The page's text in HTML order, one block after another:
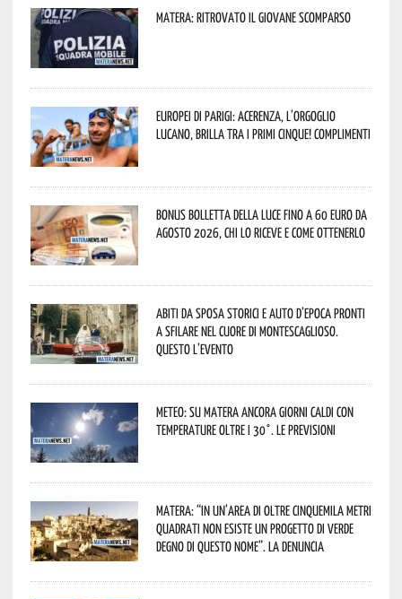
Matera: ritrovato il giovane scomparso
Europei di Parigi: Acerenza, l’orgoglio
lucano, brilla tra i primi cinque! Complimenti
Bonus bolletta della luce fino a 60 euro da
agosto 2026, chi lo riceve e come ottenerlo
Abiti da sposa storici e auto d’epoca pronti
a sfilare nel cuore di Montescaglioso.
Questo l’evento
Meteo: su Matera ancora giorni caldi con
temperature oltre i 30°. Le previsioni
Matera: “In un’area di oltre cinquemila metri
quadrati non esiste un progetto di verde
degno di questo nome”. La denuncia